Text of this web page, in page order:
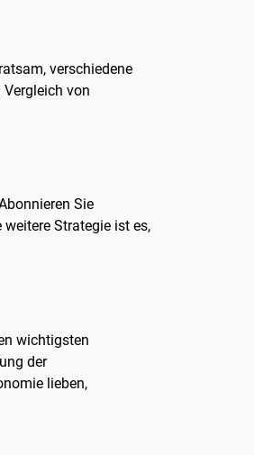
verschiedene
von
Sie
weitere Strategie ist es,
wichtigsten
der
lieben,